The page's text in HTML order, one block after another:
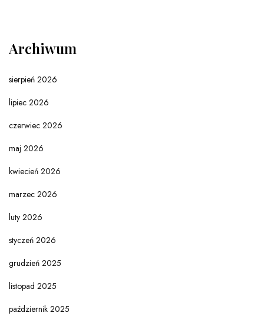
Archiwum
sierpień 2026
lipiec 2026
czerwiec 2026
maj 2026
kwiecień 2026
marzec 2026
luty 2026
styczeń 2026
grudzień 2025
listopad 2025
październik 2025